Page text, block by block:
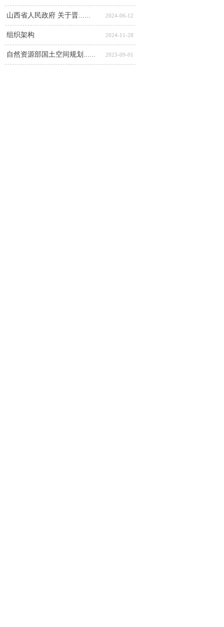
山西省人民政府 关于晋...... 2024-06-12
组织架构 2024-11-28
自然资源部国土空间规划...... 2023-09-01